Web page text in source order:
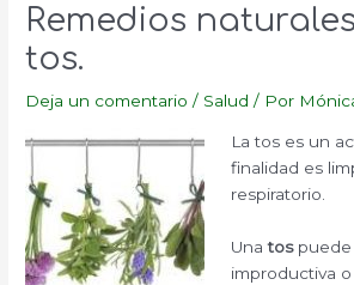
Remedios
tos.
Deja un comentario / Salud / Por
La tos es un
finalidad es
respiratorio.
Unatos puede
improductiva